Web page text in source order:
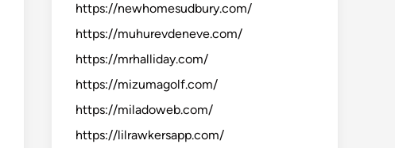
https://newhomesudbury.com/
https://muhurevdeneve.com/
https://mrhalliday.com/
https://mizumagolf.com/
https://miladoweb.com/
https://lilrawkersapp.com/